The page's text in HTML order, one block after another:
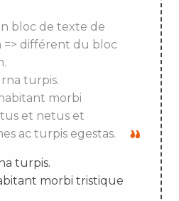
bloc de texte de
=> différent du bloc
turpis.
morbi
et netus et
ac turpis egestas.
turpis.
morbi tristique